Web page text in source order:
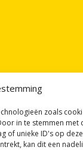
zoals
in te stemmen met
of unieke ID's op
kan dit een